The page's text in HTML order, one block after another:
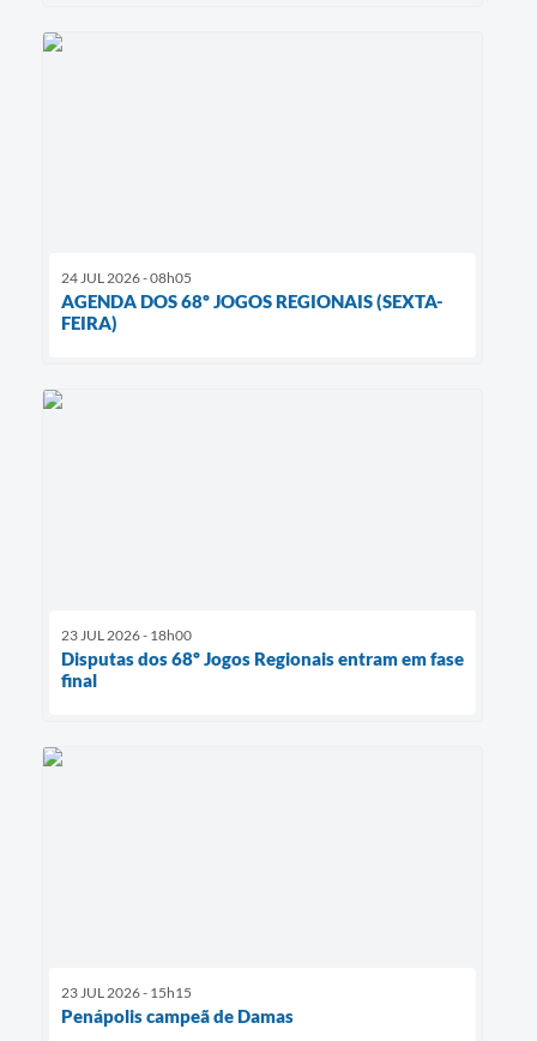
24 JUL 2026 - 08h05
AGENDA DOS 68º JOGOS REGIONAIS (SEXTA-
FEIRA)
23 JUL 2026 - 18h00
Disputas dos 68º Jogos Regionais entram em fase
final
23 JUL 2026 - 15h15
Penápolis campeã de Damas